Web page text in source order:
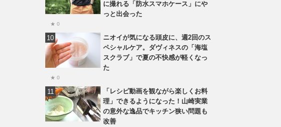
に撮れる「防水スマホケース」にや
っと出会った
★ 0
ニオイが気になる頭皮に、週2回のス
ペシャルケア。ダヴィネスの「海塩
スクラブ」で夏の不快感が軽くなっ
た
★ 0
「レシピ動画を観ながら楽しくお料
理」できるようになった！山崎実業
の意外な逸品でキッチン狭い問題も
改善